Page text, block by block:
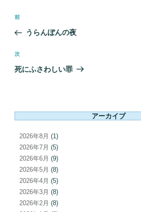
ナ
ビ
ー
ン
前
の
稿
前
うらんぼんの夜
次
の
次
死にふさわしい罪
アーカイブ
2026年8月 (1)
2026年7月 (5)
2026年6月 (9)
2026年5月 (8)
2026年4月 (5)
2026年3月 (8)
2026年2月 (8)